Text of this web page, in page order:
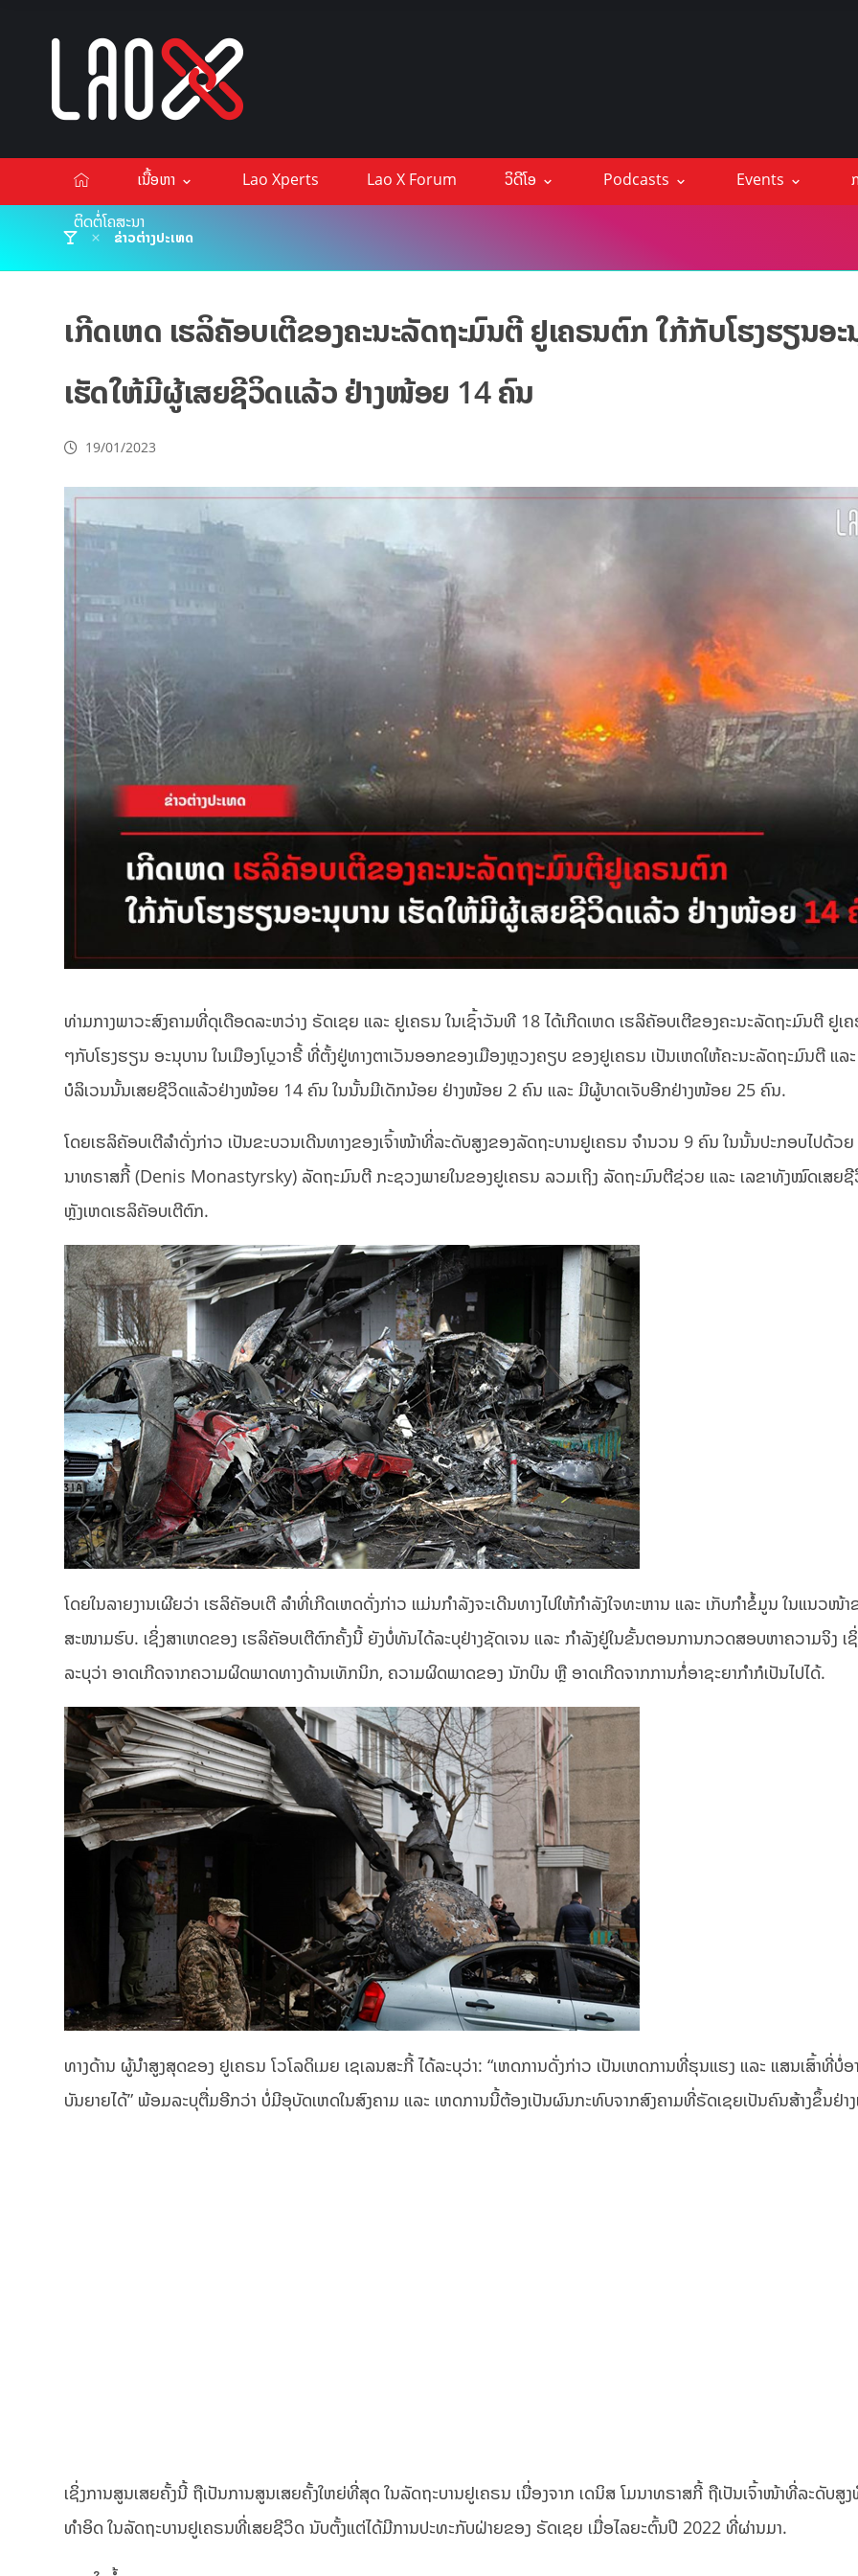
ເນື້ອຫາ Lao Xperts Lao X Forum ວິດີໂອ Podcasts Events
ຕິດຕໍ່ໂຄສະນາ
ຂ່າວຕ່າງປະເທດ
ເກີດເຫດ ເຮລິຄັອບເຕີຂອງຄະນະລັດຖະມົນຕີ ຢູເຄຣນຕົກ ໃກ້ກັບໂຮງຮຽນອະ
ເຮັດໃຫ້ມີຜູ້ເສຍຊີວິດແລ້ວ ຢ່າງໜ້ອຍ 14 ຄົນ
19/01/2023
ທ່າມກາງພາວະສົງຄາມທີ່ດຸເດືອດລະຫວ່າງ ຣັດເຊຍ ແລະ ຢູເຄຣນ ໃນເຊົ້າວັນທີ 18 ໄດ້ເກີດເຫດ ເຮລິຄັອບເຕີຂອງຄະນະລັດຖະມົນຕີ ຢູເ
ໆກັບໂຮງຮຽນ ອະນຸບານ ໃນເມືອງໂບຼວາຣີ້ ທີ່ຕັ້ງຢູ່ທາງຕາເວັນອອກຂອງເມືອງຫຼວງຄຽບ ຂອງຢູເຄຣນ ເປັນເຫດໃຫ້ຄະນະລັດຖະມົນຕີ ແລ
ບໍລິເວນນັ້ນເສຍຊີວິດແລ້ວຢ່າງໜ້ອຍ 14 ຄົນ ໃນນັ້ນມີເດັກນ້ອຍ ຢ່າງໜ້ອຍ 2 ຄົນ ແລະ ມີຜູ້ບາດເຈັບອີກຢ່າງໜ້ອຍ 25 ຄົນ.
ໂດຍເຮລິຄັອບເຕີລຳດັ່ງກ່າວ ເປັນຂະບວນເດີນທາງຂອງເຈົ້າໜ້າທີ່ລະດັບສູງຂອງລັດຖະບານຢູເຄຣນ ຈຳນວນ 9 ຄົນ ໃນນັ້ນປະກອບໄປດ້ວຍ
ນາທຣາສກີ້ (Denis Monastyrsky) ລັດຖະມົນຕີ ກະຊວງພາຍໃນຂອງຢູເຄຣນ ລວມເຖິງ ລັດຖະມົນຕີຊ່ວຍ ແລະ ເລຂາທັງໝົດເສຍ
ຫຼັງເຫດເຮລິຄັອບເຕີຕົກ.
ໂດຍໃນລາຍງານເຜີຍວ່າ ເຮລິຄັອບເຕີ ລຳທີ່ເກີດເຫດດັ່ງກ່າວ ແມ່ນກຳລັງຈະເດີນທາງໄປໃຫ້ກຳລັງໃຈທະຫານ ແລະ ເກັບກຳຂໍ້ມູນ ໃນແນວໜ້າ
ສະໜາມຮົບ. ເຊິ່ງສາເຫດຂອງ ເຮລິຄັອບເຕີຕົກຄັ້ງນີ້ ຍັງບໍ່ທັນໄດ້ລະບຸຢ່າງຊັດເຈນ ແລະ ກຳລັງຢູ່ໃນຂັ້ນຕອນການກວດສອບຫາຄວາມຈິງ ເ
ລະບຸວ່າ ອາດເກີດຈາກຄວາມຜິດພາດທາງດ້ານເທັກນິກ, ຄວາມຜິດພາດຂອງ ນັກບິນ ຫຼື ອາດເກີດຈາກການກໍ່ອາຊະຍາກຳກໍເປັນໄປໄດ້.
ທາງດ້ານ ຜູ້ນຳສູງສຸດຂອງ ຢູເຄຣນ ໂວໂລດິເມຍ ເຊເລນສະກີ້ ໄດ້ລະບຸວ່າ: “ເຫດການດັ່ງກ່າວ ເປັນເຫດການທີ່ຮຸນແຮງ ແລະ ແສນເສົ້າທີ່ບໍ່ອ
ບັນຍາຍໄດ້” ພ້ອມລະບຸຕື່ມອີກວ່າ ບໍ່ມີອຸບັດເຫດໃນສົງຄາມ ແລະ ເຫດການນີ້ຕ້ອງເປັນຜົນກະທົບຈາກສົງຄາມທີ່ຣັດເຊຍເປັນຄົນສ້າງຂຶ້ນຢ່າ
ເຊິ່ງການສູນເສຍຄັ້ງນີ້ ຖືເປັນການສູນເສຍຄັ້ງໃຫຍ່ທີ່ສຸດ ໃນລັດຖະບານຢູເຄຣນ ເນື່ອງຈາກ ເດນິສ ໂມນາທຣາສກີ້ ຖືເປັນເຈົ້າໜ້າທີ່ລະດັບສູ
ທຳອິດ ໃນລັດຖະບານຢູເຄຣນທີ່ເສຍຊີວິດ ນັບຕັ້ງແຕ່ໄດ້ມີການປະທະກັບຝ່າຍຂອງ ຣັດເຊຍ ເມື່ອໄລຍະຕົ້ນປີ 2022 ທີ່ຜ່ານມາ.